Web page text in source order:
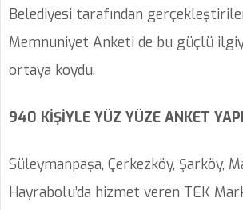
Belediyesi tarafından
Memnuniyet Anketi de bu güçlü
ortaya koydu.
940 KİŞİYLE YÜZ YÜZE ANKET
Süleymanpaşa, Çerkezköy, Şarköy,
Hayrabolu’da hizmet veren TEK